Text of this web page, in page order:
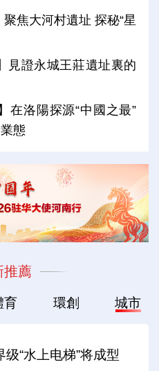
聚焦大河村遺址 探秘“星
見證永城王莊遺址裏的
在洛陽探源“中國之最”
態
推薦
育 環創 城市
级“水上电梯”将成型